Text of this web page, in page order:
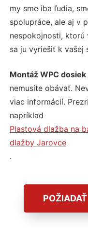
my sme iba ľudia,
spolupráce, ale aj v
nespokojnosti, ktorú
sa ju vyriešiť k vašej
Montáž WPC
nemusíte obávať.
viac informácií.
napríklad
Plastová dlažba na
dlažby Jarovce
.